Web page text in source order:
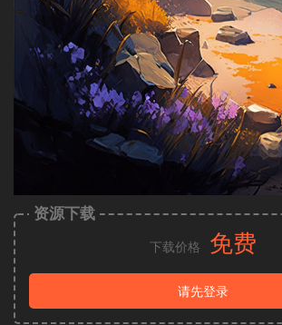
资源下载
下载价格 免费
请先登录